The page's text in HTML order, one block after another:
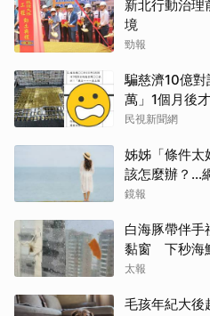
新北行動治
境
勁報
騙慈濟10億
萬」1個月後
民視新聞網
姊姊「條件太
該怎麼辦？...
鏡報
白海豚帶伴手
黏窗 下秒海
太報
毛孩年紀大後